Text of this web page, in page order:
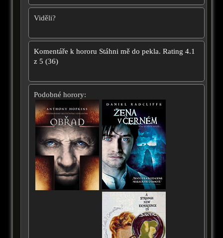
Viděli?
Komentáře k hororu Stáhni mě do pekla. Rating 4.1
z 5 (36)
Podobné horory: